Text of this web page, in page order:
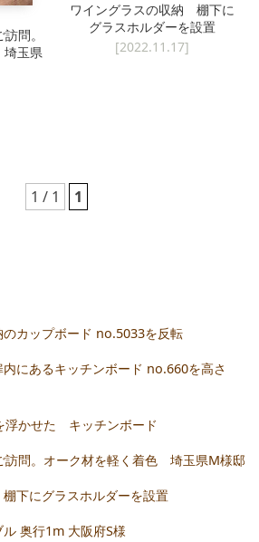
問。
玉県
ワイングラスの収納 棚下に
グラスホルダーを設置
[2022.11.17]
1 / 1 1
カップボード no.5033を反転
にあるキッチンボード no.660を高さ
かせた キッチンボード
訪問。オーク材を軽く着色 埼玉県M様邸
下にグラスホルダーを設置
奥行1m 大阪府S様